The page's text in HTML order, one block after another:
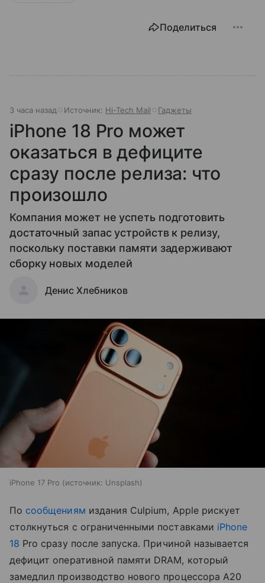
Поделиться
3 часа назад Источник: Hi-Tech Mail Гаджеты
iPhone 18 Pro может
оказаться в дефиците
сразу после релиза: что
произошло
Компания может не успеть подготовить
достаточный запас устройств к релизу,
поскольку поставки памяти задерживают
сборку новых моделей
Денис Хлебников
iPhone 17 Pro источник: Unsplash
По сообщениям издания Culpium, Apple рискует
столкнуться с ограниченными поставками iPhone
18 Pro сразу после запуска. Причиной называется
дефицит оперативной памяти DRAM, который
замедлил производство нового процессора A20